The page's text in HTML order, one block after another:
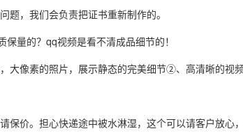
，我们会负责把证书重新制作的。
量的？qq视频是看不清成品细节的！
像素的照片，展示静态的完美细节②、高清晰的视
价。担心快递途中被水淋湿，这个可以请客户放心